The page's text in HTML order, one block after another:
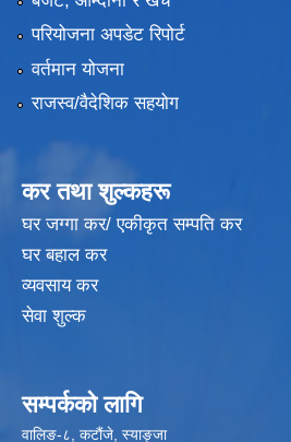
परियोजना अपडेट रिपोर्ट
वर्तमान योजना
राजस्व/वैदेशिक सहयोग
कर तथा शुल्कहरू
घर जग्गा कर/ एकीकृत सम्पति कर
घर बहाल कर
व्यवसाय कर
सेवा शुल्क
सम्पर्कको लागि
वालिङ-८, कटौंजे, स्याङ्जा